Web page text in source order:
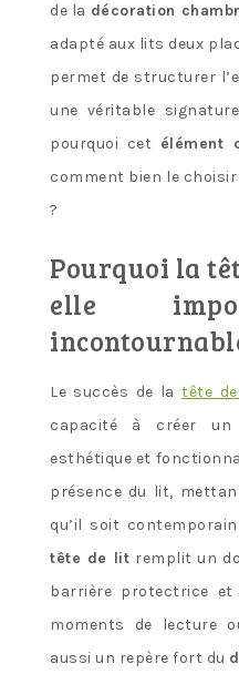
de la décoration
adapté aux lits deux
permet de structurer
une véritable
pourquoi cet élément
comment bien le
?
Pourquoi la
elle
Le succès de latête
capacité à créer un
esthétique et
présence du lit,
qu’il soit
tête de lit remplit un
barrière protectrice
moments de lecture
aussi un repère fort du